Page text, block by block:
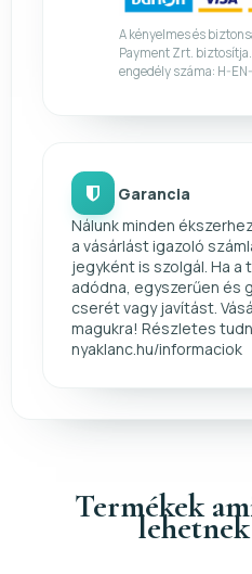
A kényelmes és
Payment Zrt.
engedély száma: H-
Garancia
Nálunk minden
a vásárlást igazoló
jegyként is szolgál. Ha a
adódna, egyszerűen és
cserét vagy javítást.
magukra! Részletes
nyaklanc.hu/informaciok
Termékek